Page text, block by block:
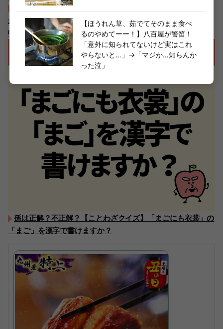
【弟溺愛の両親に高級ホテルの予約は“家族だけ”と言われる
が！？】実話をもとにした、恋愛漫画やスカッとストーリー
特集
孫は正解？不正解？【ことわざクイズ】「まごにも衣裳」の
「まご」を漢字で書けますか？
【ほうれん草、茹でてそのまま食べ
るのやめてーー！】八百屋が警笛！
「意外に知られてないけど実はこれ
やらないと…」→「マジか…知らんか
った泣」